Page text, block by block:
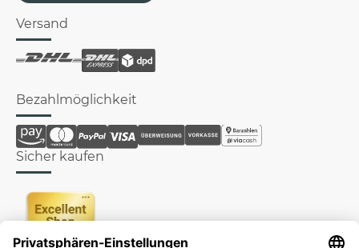
Versand
Bezahlmöglichkeit
Sicher kaufen